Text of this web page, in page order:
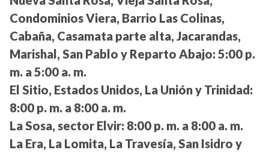
Condominios Viera, Barrio Las Colinas,
Cabaña, Casamata parte alta, Jacarandas,
Marishal, San Pablo y Reparto Abajo: 5:00 p.
m. a 5:00 a. m.
El Sitio, Estados Unidos, La Unión y Trinidad:
8:00 p. m. a 8:00 a. m.
La Sosa, sector Elvir: 8:00 p. m. a 8:00 a. m.
La Era, La Lomita, La Travesía, San Isidro y